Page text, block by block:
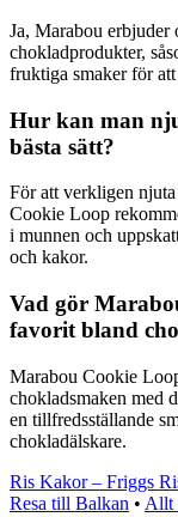
Ja, Marabou
chokladprodukter,
fruktiga smaker för
Hur kan man
bästa sätt?
För att verkligen
Cookie Loop
i munnen och
och kakor.
Vad gör
favorit bland
Marabou Cookie
chokladsmaken med
en tillfredsställande
chokladälskare.
Ris Kakor – Friggs
Resa till Balkan • Allt